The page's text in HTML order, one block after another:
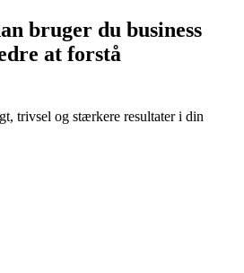
bruger du business
at forstå
trivsel og stærkere resultater i din